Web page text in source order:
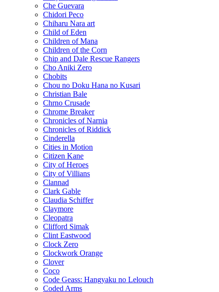
Che Guevara
Chidori Peco
Chiharu Nara art
Child of Eden
Children of Mana
Children of the Corn
Chip and Dale Rescue Rangers
Cho Aniki Zero
Chobits
Chou no Doku Hana no Kusari
Christian Bale
Chrno Crusade
Chrome Breaker
Chronicles of Narnia
Chronicles of Riddick
Cinderella
Cities in Motion
Citizen Kane
City of Heroes
City of Villians
Clannad
Clark Gable
Claudia Schiffer
Claymore
Cleopatra
Clifford Simak
Clint Eastwood
Clock Zero
Clockwork Orange
Clover
Coco
Code Geass: Hangyaku no Lelouch
Coded Arms